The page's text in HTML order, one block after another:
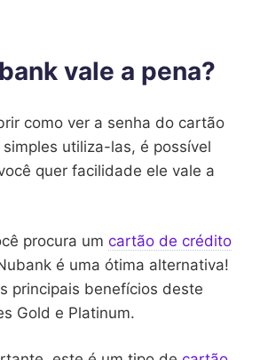
vale a pena?
como ver a senha do cartão
utiliza-las, é possível
quer facilidade ele vale a
procura um cartão de crédito
é uma ótima alternativa!
principais benefícios deste
Gold e Platinum.